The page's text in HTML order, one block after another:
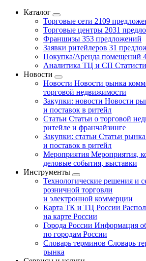
Каталог
Торговые сети 2109
Торговые центры 2031
Франшизы 353 предложений
Заявки ритейлеров 31
Покупка/Аренда помещений
Аналитика ТЦ и СП
Новости
Новости Новости рынка
торговой недвижимости
Закупки: новости Новости
и поставок в ритейл
Статьи Статьи о торговой
ритейле и франчайзинге
Закупки: статьи Статьи
и поставок в ритейл
Мероприятия Мероприятия,
деловые события, выставки
Инструменты
Технологические решения и
розничной торговли
и электронной коммерции
Карта ТК и ТЦ России
на карте России
Города России Информация
по городам России
Словарь терминов Словарь
рынка